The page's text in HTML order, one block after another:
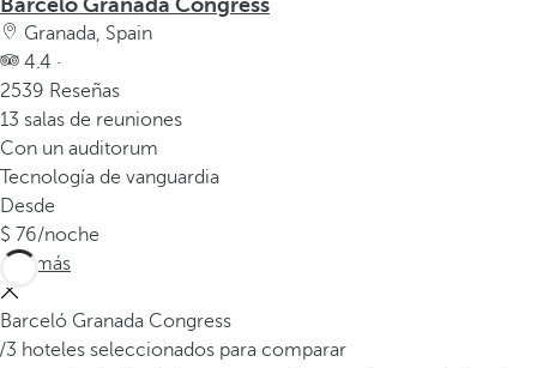
r
g
e
n
t
e
.
Barceló Granada Congress
Granada, Spain
4.4 ·
2539 Reseñas
13 salas de reuniones
Con un auditorum
Tecnología de vanguardia
Desde
76/noche
Ver más
Barceló Granada Congress
/3 hoteles seleccionados para comparar